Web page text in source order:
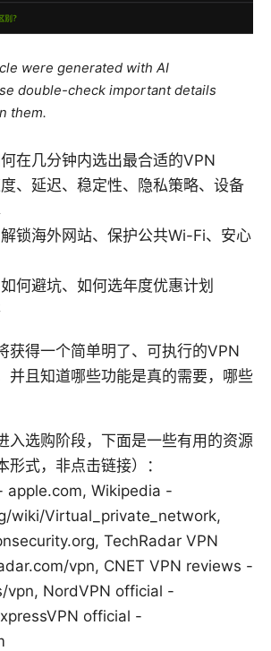
were generated with AI
double-check important details
them.
在几分钟内选出最合适的VPN
、延迟、稳定性、隐私策略、设备
锁海外网站、保护公共Wi-Fi、安心
何避坑、如何选年度优惠计划
获得一个简单明了、可执行的VPN
并且知道哪些功能是真的需要，哪些
入选购阶段，下面是一些有用的资源
形式，非点击链接）：
apple.com, Wikipedia -
wiki/Virtual_private_network,
TechRadar VPN
vpn, CNET VPN reviews -
vpn, NordVPN official -
official -